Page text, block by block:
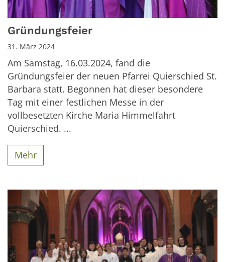
Gründungsfeier
31. März 2024
Am Samstag, 16.03.2024, fand die
Gründungsfeier der neuen Pfarrei Quierschied St.
Barbara statt. Begonnen hat dieser besondere
Tag mit einer festlichen Messe in der
vollbesetzten Kirche Maria Himmelfahrt
Quierschied. ...
Mehr